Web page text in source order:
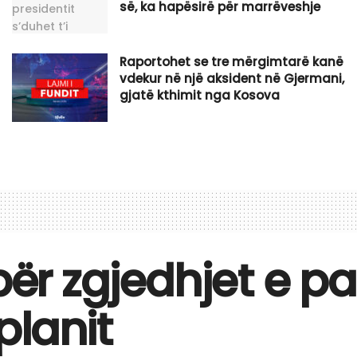
së, ka hapësirë për marrëveshje
Raportohet se tre mërgimtarë kanë
vdekur në një aksident në Gjermani,
gjatë kthimit nga Kosova
zgjedhjet e